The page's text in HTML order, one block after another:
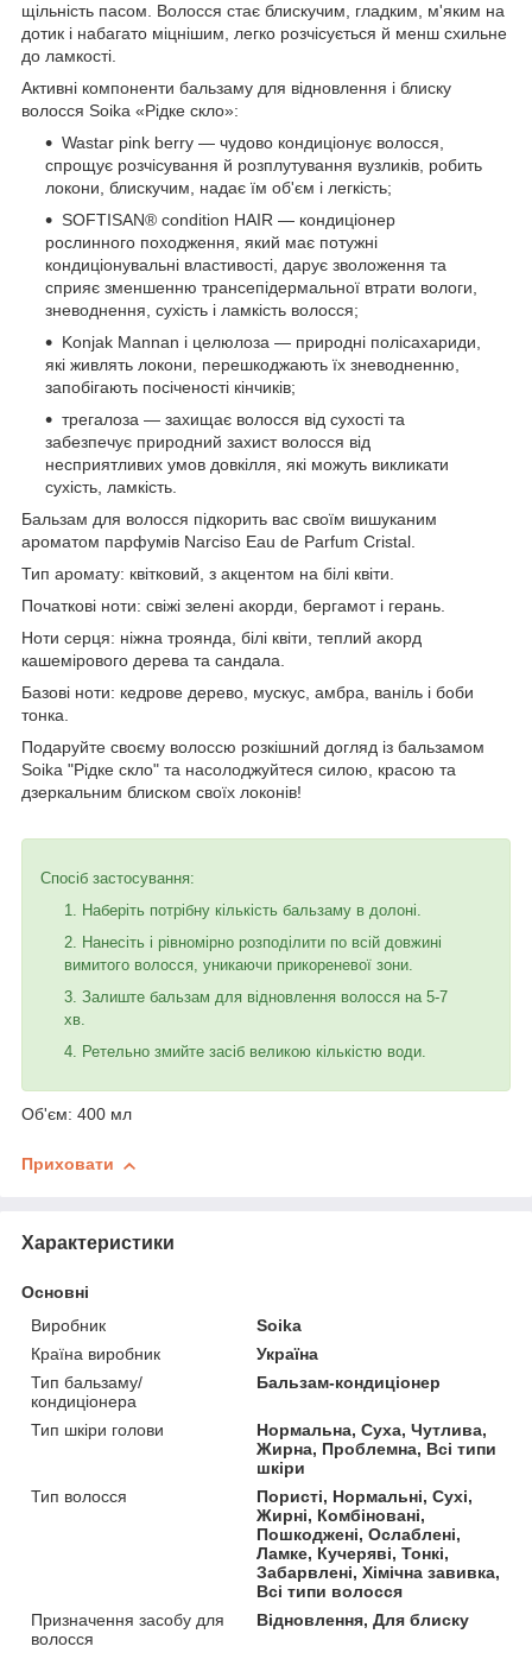
щільність пасом. Волосся стає блискучим, гладким, м'яким на
дотик і набагато міцнішим, легко розчісується й менш схильне
до ламкості.
Активні компоненти бальзаму для відновлення і блиску
волосся Soika «Рідке скло»:
Wastar pink berry — чудово кондиціонує волосся,
спрощує розчісування й розплутування вузликів, робить
локони, блискучим, надає їм об'єм і легкість;
SOFTISAN® condition HAIR — кондиціонер
рослинного походження, який має потужні
кондиціонувальні властивості, дарує зволоження та
сприяє зменшенню трансепідермальної втрати вологи,
зневоднення, сухість і ламкість волосся;
Konjak Mannan і целюлоза — природні полісахариди,
які живлять локони, перешкоджають їх зневодненню,
запобігають посіченості кінчиків;
трегалоза — захищає волосся від сухості та
забезпечує природний захист волосся від
несприятливих умов довкілля, які можуть викликати
сухість, ламкість.
Бальзам для волосся підкорить вас своїм вишуканим
ароматом парфумів Narciso Eau de Parfum Cristal.
Тип аромату: квітковий, з акцентом на білі квіти.
Початкові ноти: свіжі зелені акорди, бергамот і герань.
Ноти серця: ніжна троянда, білі квіти, теплий акорд
кашемірового дерева та сандала.
Базові ноти: кедрове дерево, мускус, амбра, ваніль і боби
тонка.
Подаруйте своєму волоссю розкішний догляд із бальзамом
Soika "Рідке скло" та насолоджуйтеся силою, красою та
дзеркальним блиском своїх локонів!
Спосіб застосування:
Наберіть потрібну кількість бальзаму в долоні.
Нанесіть і рівномірно розподілити по всій довжині
вимитого волосся, уникаючи прикореневої зони.
Залиште бальзам для відновлення волосся на 5-7
хв.
Ретельно змийте засіб великою кількістю води.
Об'єм: 400 мл
Приховати
Характеристики
Основні
Виробник
Soika
Країна виробник
Україна
Тип бальзаму/
кондиціонера
Бальзам-кондиціонер
Тип шкіри голови
Нормальна, Суха, Чутлива,
Жирна, Проблемна, Всі типи
шкіри
Тип волосся
Пористі, Нормальні, Сухі,
Жирні, Комбіновані,
Пошкоджені, Ослаблені,
Ламке, Кучеряві, Тонкі,
Забарвлені, Хімічна завивка,
Всі типи волосся
Призначення засобу для
волосся
Відновлення, Для блиску